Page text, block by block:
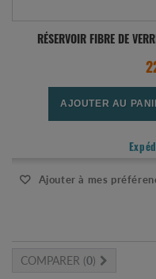
RÉSERVOIR FIBRE DE
AJOUTER AU
Ajouter à mes
COMPARER (0)